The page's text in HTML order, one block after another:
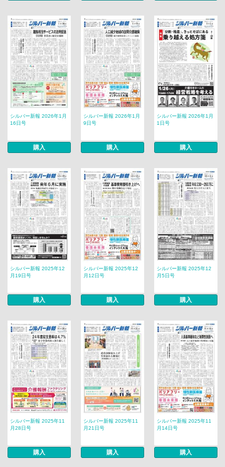
シルバー新報 2026年1月
16日号
購入
シルバー新報 2026年1月
9日号
購入
シルバー新報 2026年1月
1日号
購入
シルバー新報 2025年12
月19日号
購入
シルバー新報 2025年12
月12日号
購入
シルバー新報 2025年12
月5日号
購入
シルバー新報 2025年11
月28日号
購入
シルバー新報 2025年11
月21日号
購入
シルバー新報 2025年11
月14日号
購入